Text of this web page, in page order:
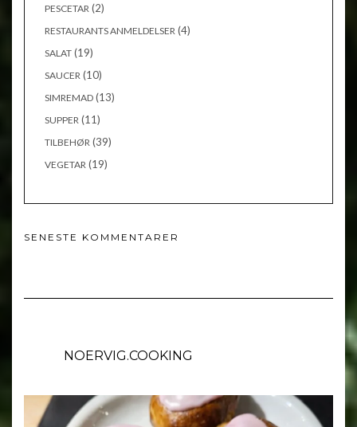
PESCETAR (2)
RESTAURANTS ANMELDELSER (4)
SALAT (19)
SAUCER (10)
SIMREMAD (13)
SUPPER (11)
TILBEHØR (39)
VEGETAR (19)
SENESTE KOMMENTARER
NOERVIG.COOKING